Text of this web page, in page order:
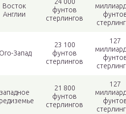
Восток
Англии
фунтов
стерлингов
Запад
23 100
фунтов
стерлингов
127
западное
21 800
фунтов
стерлингов
127